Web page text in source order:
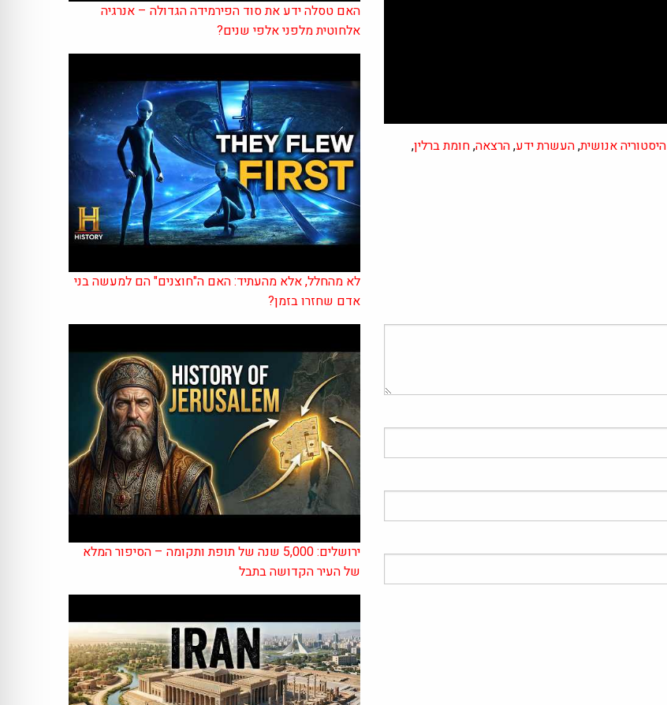
היסטוריה אנושית,העשרת ידע,הרצאה,חומת ברלין,
האם טסלה ידע את סוד הפירמידה הגדולה – אנרגיה
אלחוטית מלפני אלפי שנים?
לא מהחלל, אלא מהעתיד: האם ה"חוצנים" הם למעשה בני
אדם שחזרו בזמן?
ירושלים: 5,000 שנה של תופת ותקומה – הסיפור המלא
של העיר הקדושה בתבל